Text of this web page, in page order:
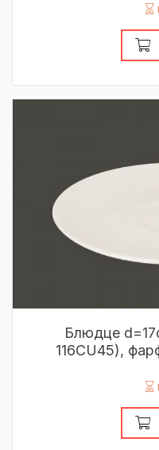
Блюдце
116CU45),